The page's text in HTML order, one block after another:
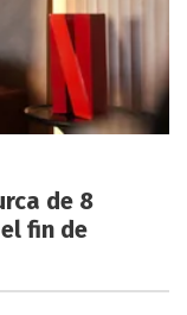
de 8
fin de